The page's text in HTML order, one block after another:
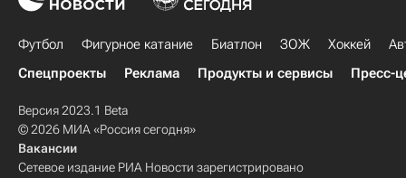
Футбол Фигурное катание Биатлон ЗОЖ Хоккей
Спецпроекты
Реклама Продукты и сервисы Пресс-
Версия 2023.1 Beta
© 2026 МИА «Россия сегодня»
Вакансии
Сетевое издание РИА Новости зарегистрировано